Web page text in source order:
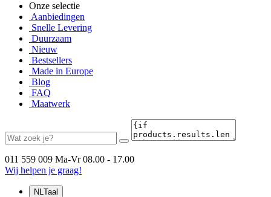
Onze selectie
Aanbiedingen
Snelle Levering
Duurzaam
Nieuw
Bestsellers
Made in Europe
Blog
FAQ
Maatwerk
011 559 009 Ma-Vr 08.00 - 17.00
Wij helpen je graag!
NLTaal